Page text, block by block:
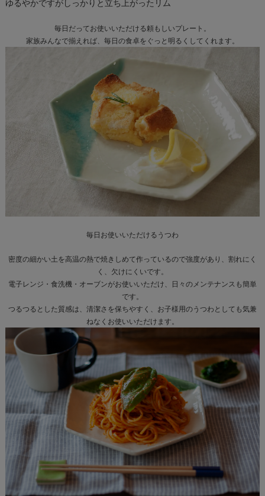
ゆるやかですがしっかりと立ち上がったリム
毎日だってお使いいただける頼もしいプレート。
家族みんなで揃えれば、毎日の食卓をぐっと明るくしてくれます。
毎日お使いいただけるうつわ
密度の細かい土を高温の熱で焼きしめて作っているので強度があり、割れにく
く、欠けにくいです。
電子レンジ・食洗機・オーブンがお使いいただけ、日々のメンテナンスも簡単
です。
つるつるとした質感は、清潔さを保ちやすく、お子様用のうつわとしても気兼
ねなくお使いいただけます。